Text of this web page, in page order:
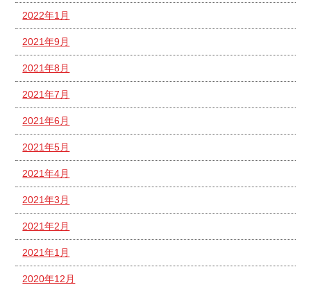
2022年1月
2021年9月
2021年8月
2021年7月
2021年6月
2021年5月
2021年4月
2021年3月
2021年2月
2021年1月
2020年12月